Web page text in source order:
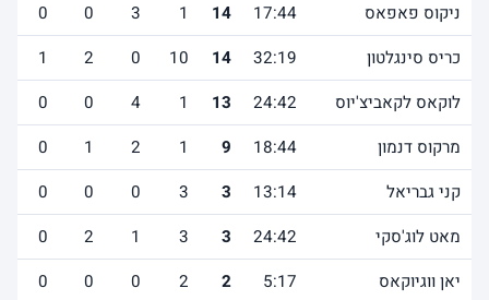
ניקוס פאפאס
17:44
14
1
3
0
0
כריס סינגלטון
32:19
14
10
0
2
1
לוקאס לקאביצ'יוס
24:42
13
1
4
0
0
מרקוס דנמון
18:44
9
1
2
1
0
קני גבריאל
13:14
3
3
0
0
0
מאט לוג'סקי
24:42
3
3
1
2
0
יאן ווגיוקאס
5:17
2
2
0
0
0